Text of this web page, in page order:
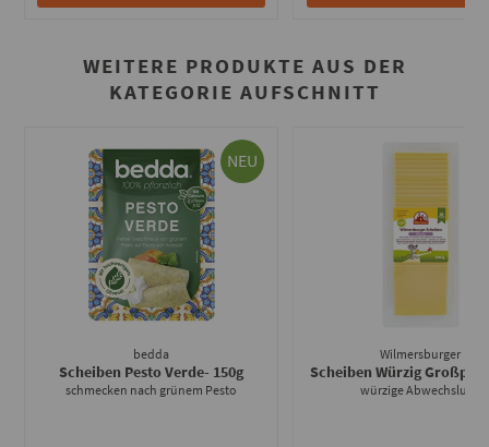
WEITERE PRODUKTE AUS DER
KATEGORIE AUFSCHNITT
NEU
bedda
Scheiben Pesto Verde- 150g
schmecken nach grünem Pesto
Wilmersburger
Scheiben Würzig
würzige Abwechslung